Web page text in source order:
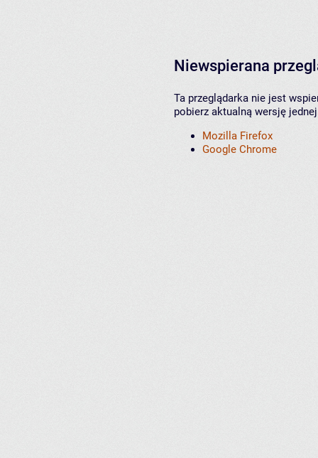
Niewspierana
Ta przeglądarka nie jest
pobierz aktualną wersję
Mozilla Firefox
Google Chrome